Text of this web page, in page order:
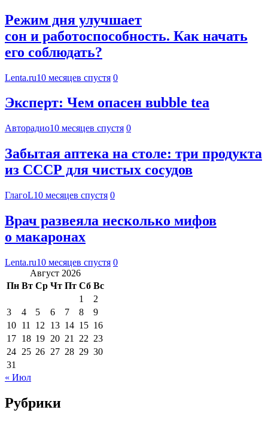
Режим дня улучшает
сон и работоспособность. Как начать
его соблюдать?
Lenta.ru10 месяцев спустя 0
Эксперт: Чем опасен вubble tea
Авторадио10 месяцев спустя 0
Забытая аптека на столе: три продукта
из СССР для чистых сосудов
ГлагоL10 месяцев спустя 0
Врач развеяла несколько мифов
о макаронах
Lenta.ru10 месяцев спустя 0
Август 2026
Пн Вт Ср Чт Пт Сб Вс
1
2
3
4 5 6 7 8
9
10 11 12 13 14 15 16
17 18 19 20 21 22 23
24 25 26 27 28 29 30
31
« Июл
Рубрики